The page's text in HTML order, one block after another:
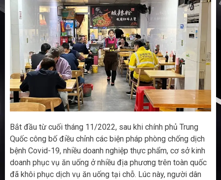
Bắt đầu từ cuối tháng 11/2022, sau khi chính phủ Trung
Quốc công bố điều chỉnh các biện pháp phòng chống dịch
bệnh Covid-19, nhiều doanh nghiệp thực phẩm, cơ sở kinh
doanh phục vụ ăn uống ở nhiều địa phương trên toàn quốc
đã khôi phục dịch vụ ăn uống tại chỗ. Lúc này, người dân